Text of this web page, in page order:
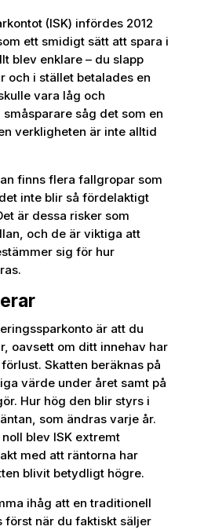
(ISK) infördes 2012
ett smidigt sätt att spara i
blev enklare – du slapp
och i stället betalades en
vara låg och
såg det som en
verkligheten är inte alltid
finns flera fallgropar som
inte blir så fördelaktigt
är dessa risker som
och de är viktiga att
sig för hur
är att du
oavsett om ditt innehav har
Skatten beräknas på
värde under året samt på
Hur hög den blir styrs i
som ändras varje år.
blev ISK extremt
med att räntorna har
blivit betydligt högre.
ihåg att en traditionell
först när du faktiskt säljer